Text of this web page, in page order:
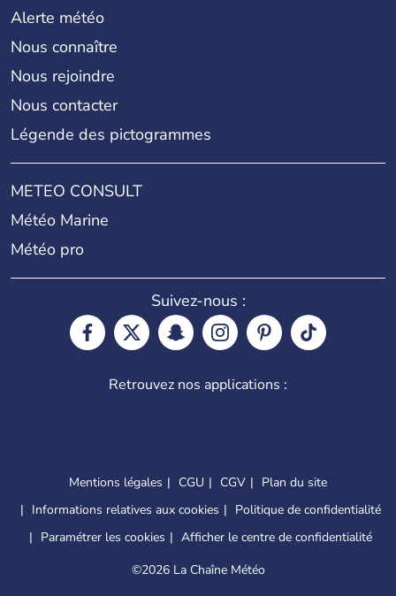
Alerte météo
Nous connaître
Nous rejoindre
Nous contacter
Légende des pictogrammes
METEO CONSULT
Météo Marine
Météo pro
Suivez-nous :
Retrouvez nos applications :
Mentions légales CGU CGV
Plan du site
Informations relatives aux cookies
Politique de confidentialité
Paramétrer les cookies
Afficher le centre de confidentialité
©2026 La Chaîne Météo